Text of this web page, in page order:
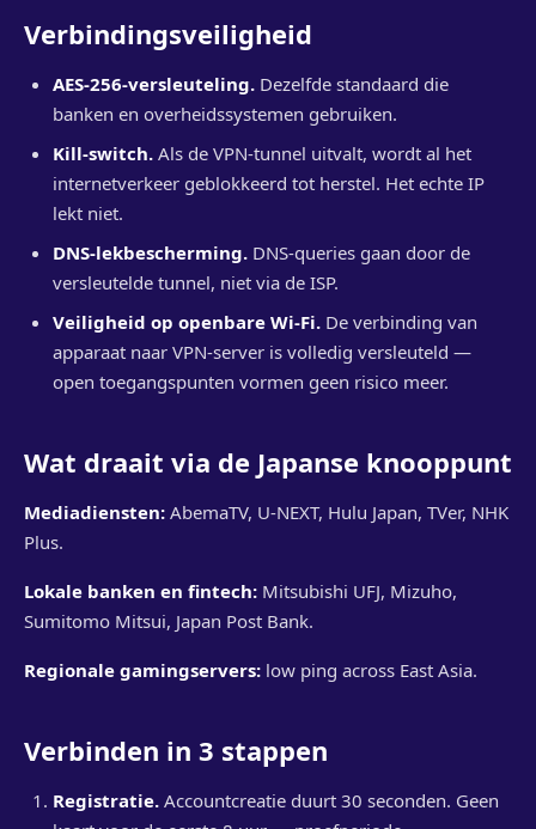
Verbindingsveiligheid
AES-256-versleuteling. Dezelfde standaard die
banken en overheidssystemen gebruiken.
Kill-switch. Als de VPN-tunnel uitvalt, wordt al het
internetverkeer geblokkeerd tot herstel. Het echte IP
lekt niet.
DNS-lekbescherming. DNS-queries gaan door de
versleutelde tunnel, niet via de ISP.
Veiligheid op openbare Wi-Fi. De verbinding van
apparaat naar VPN-server is volledig versleuteld —
open toegangspunten vormen geen risico meer.
Wat draait via de Japanse knooppunt
Mediadiensten: AbemaTV, U-NEXT, Hulu Japan, TVer, NHK
Plus.
Lokale banken en fintech: Mitsubishi UFJ, Mizuho,
Sumitomo Mitsui, Japan Post Bank.
Regionale gamingservers: low ping across East Asia.
Verbinden in 3 stappen
Registratie. Accountcreatie duurt 30 seconden. Geen